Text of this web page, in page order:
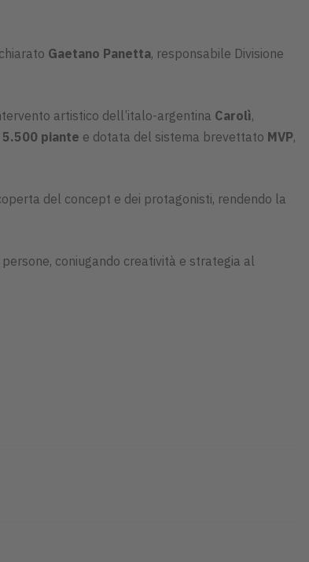
Gaetano Panetta, responsabile Divisione
artistico dell’italo-argentina Carolì,
5.500 piante e dotata del sistema brevettato MVP,
del concept e dei protagonisti, rendendo la
coniugando creatività e strategia al